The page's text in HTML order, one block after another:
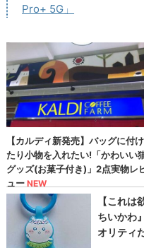
Pro+ 5G」